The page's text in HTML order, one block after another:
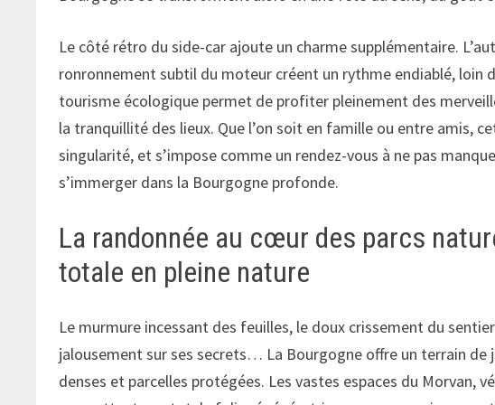
Le côté rétro du side-car ajoute un charme supplémentaire.
ronronnement subtil du moteur créent un rythme endiablé, loin
tourisme écologique permet de profiter pleinement des
la tranquillité des lieux. Que l’on soit en famille ou entre amis,
singularité, et s’impose comme un rendez-vous à ne pas
s’immerger dans la Bourgogne profonde.
La randonnée au cœur des parcs
totale en pleine nature
Le murmure incessant des feuilles, le doux crissement du
jalousement sur ses secrets… La Bourgogne offre un terrain
denses et parcelles protégées. Les vastes espaces du Morvan,